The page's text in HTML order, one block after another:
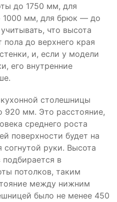
до 1750 мм, для
1000 мм, для брюк — до
что высота
до верхнего края
и, если у модели
его внутренние
столешницы
920 мм. Это расстояние,
среднего роста
поверхности будет на
руки. Высота
в
потолков, таким
между нижним
было не менее 450